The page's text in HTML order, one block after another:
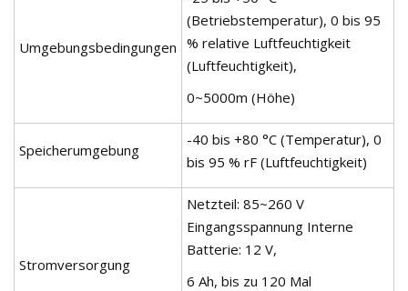
Umgebungsbedingungen
(Betriebstemperatur), 0 bis 95
% relative Luftfeuchtigkeit
(Luftfeuchtigkeit),
0~5000m (Höhe)
Speicherumgebung
-40 bis +80 °C (Temperatur), 0
bis 95 % rF (Luftfeuchtigkeit)
Stromversorgung
Netzteil: 85~260 V
Eingangsspannung Interne
Batterie: 12 V,
6 Ah, bis zu 120 Mal